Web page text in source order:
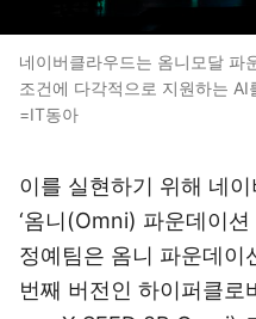
네이버클라우드는 옴니모달 파
조건에 다각적으로 지원하는
=IT동아
이를 실현하기 위해 네
‘옴니(Omni) 파운데이션
정예팀은 옴니 파운데이
번째 버전인 하이퍼클